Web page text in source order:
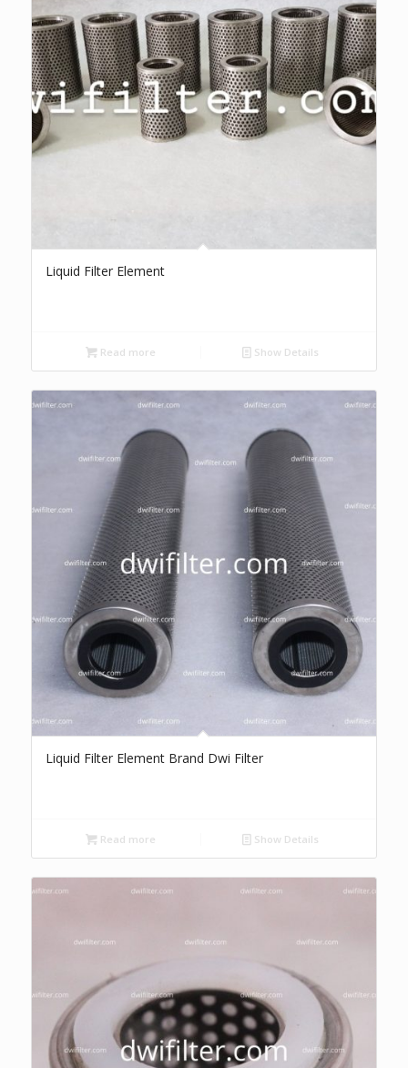
Liquid Filter Element
Read more Show Details
Liquid Filter Element Brand Dwi Filter
Read more Show Details